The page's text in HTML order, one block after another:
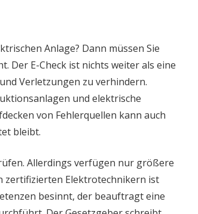
Anlage? Dann müssen Sie
Der E-Check ist nichts weiter als eine
Verletzungen zu verhindern.
und elektrische
von Fehlerquellen kann auch
bleibt.
Allerdings verfügen nur größere
zertifizierten Elektrotechnikern ist
besinnt, der beauftragt eine